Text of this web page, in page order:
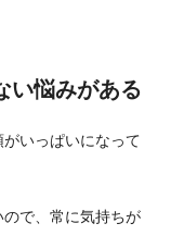
い悩みがある
いっぱいになって
で、常に気持ちが